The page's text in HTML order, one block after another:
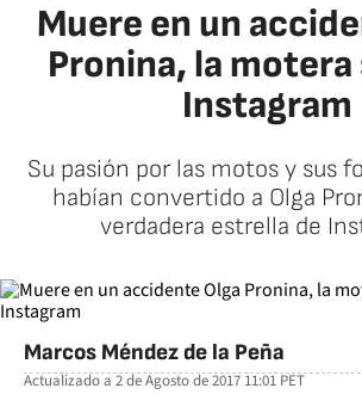
Muere en un
Pronina, la motera
Instagram
Su pasión por las motos y sus
habían convertido a Olga
verdadera estrella de
Marcos Méndez de la Peña
Actualizado a2 de Agosto de 2017 11:01PET